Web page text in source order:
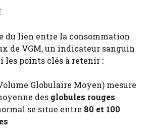
du lien entre la consommation
de VGM, un indicateur sanguin
les points clés à retenir :
Globulaire Moyen) mesure
des globules rouges
se situe entre 80 et 100